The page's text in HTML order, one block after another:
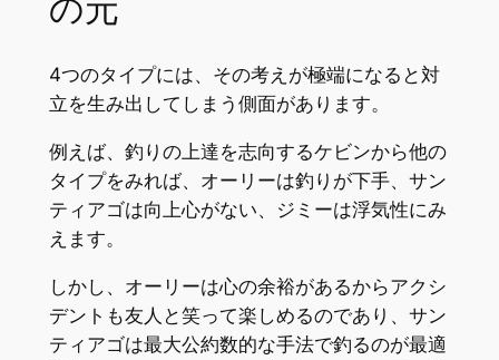
の元
4つのタイプには、その考えが極端になると対
立を生み出してしまう側面があります。
例えば、釣りの上達を志向するケビンから他の
タイプをみれば、オーリーは釣りが下手、サン
ティアゴは向上心がない、ジミーは浮気性にみ
えます。
しかし、オーリーは心の余裕があるからアクシ
デントも友人と笑って楽しめるのであり、サン
ティアゴは最大公約数的な手法で釣るのが最適